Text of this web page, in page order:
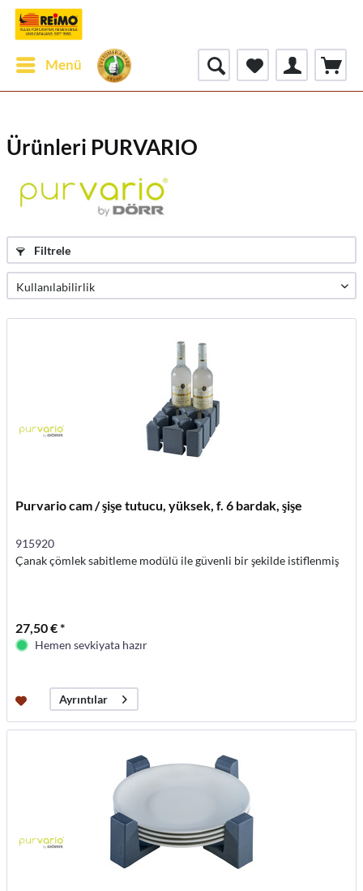
Menü
Ürünleri PURVARIO
Filtrele
Purvario cam / şişe tutucu, yüksek, f. 6 bardak, şişe
915920
Çanak çömlek sabitleme modülü ile güvenli bir şekilde istiflenmiş
27,50 € *
Hemen sevkiyata hazır
Ayrıntılar